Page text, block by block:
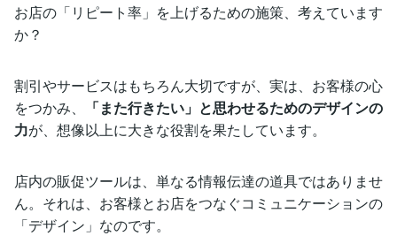
お店の「リピート率」を上げるための施策、考えています
か？
割引やサービスはもちろん大切ですが、実は、お客様の心
をつかみ、
「また行きたい」と思わせるためのデザインの
力が、想像以上に大きな役割を果たしています。
店内の販促ツールは、単なる情報伝達の道具ではありませ
ん。それは、お客様とお店をつなぐコミュニケーションの
「デザイン」なのです。